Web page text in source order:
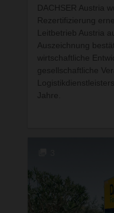
Jugendlichen aus
entstand in
Wertstoffkreisläufe
Region schafft.
des
Trash4Cash vor Ort
DACHSER Austria
Rezertifizierung
Leitbetrieb Austria
Auszeichnung
wirtschaftliche
gesellschaftliche
Jahre.